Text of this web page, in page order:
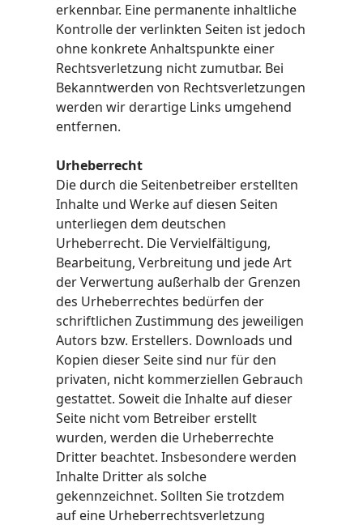
erkennbar. Eine permanente inhaltliche
Kontrolle der verlinkten Seiten ist jedoch
ohne konkrete Anhaltspunkte einer
Rechtsverletzung nicht zumutbar. Bei
Bekanntwerden von Rechtsverletzungen
werden wir derartige Links umgehend
entfernen.
Urheberrecht
Die durch die Seitenbetreiber erstellten
Inhalte und Werke auf diesen Seiten
unterliegen dem deutschen
Urheberrecht. Die Vervielfältigung,
Bearbeitung, Verbreitung und jede Art
der Verwertung außerhalb der Grenzen
des Urheberrechtes bedürfen der
schriftlichen Zustimmung des jeweiligen
Autors bzw. Erstellers. Downloads und
Kopien dieser Seite sind nur für den
privaten, nicht kommerziellen Gebrauch
gestattet. Soweit die Inhalte auf dieser
Seite nicht vom Betreiber erstellt
wurden, werden die Urheberrechte
Dritter beachtet. Insbesondere werden
Inhalte Dritter als solche
gekennzeichnet. Sollten Sie trotzdem
auf eine Urheberrechtsverletzung